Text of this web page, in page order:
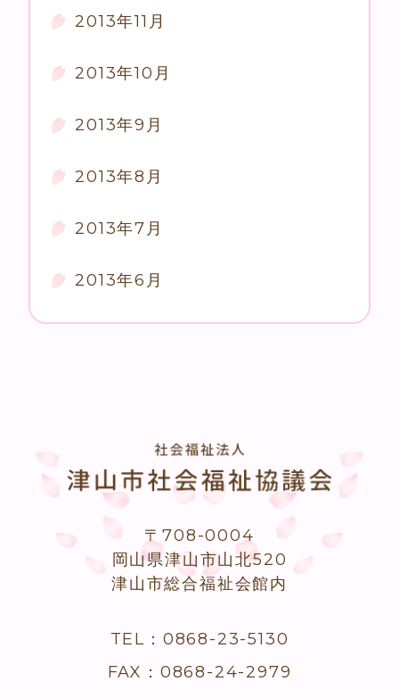
2013年11月
2013年10月
2013年9月
2013年8月
2013年7月
2013年6月
〒708-0004
岡山県津山市山北520
津山市総合福祉会館内
TEL：0868-23-5130
FAX：0868-24-2979